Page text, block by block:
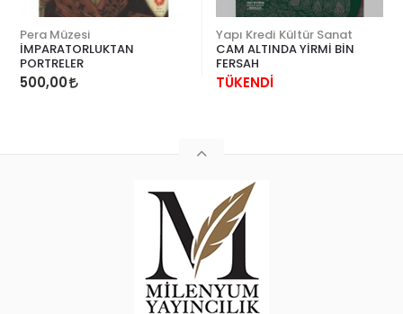
Pera Müzesi
İMPARATORLUKTAN
PORTRELER
500,00
Yapı Kredi Kültür Sanat
CAM ALTINDA YİRMİ BİN
FERSAH
TÜKENDİ